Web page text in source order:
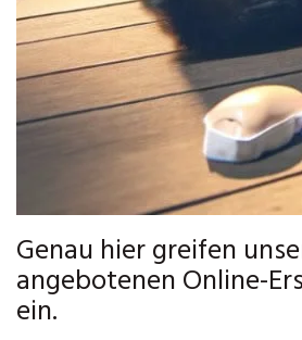
Genau hier greifen
angebotenen Online-
ein.